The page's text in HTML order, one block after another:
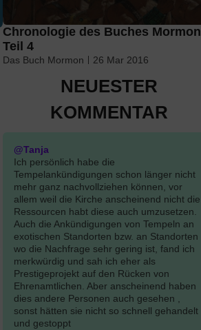
Chronologie des Buches Mormon
Teil 4
Das Buch Mormon 26 Mar 2016
NEUESTER
KOMMENTAR
@Tanja
Ich persönlich habe die
Tempelankündigungen schon länger nicht
mehr ganz nachvollziehen können, vor
allem weil die Kirche anscheinend nicht die
Ressourcen habt diese auch umzusetzen.
Auch die Ankündigungen von Tempeln an
exotischen Standorten bzw. an Standorten
wo die Nachfrage sehr gering ist, fand ich
merkwürdig und sah ich eher als
Prestigeprojekt auf den Rücken von
Ehrenamtlichen. Aber anscheinend haben
dies andere Personen auch gesehen ,
sonst hätten sie nicht so schnell gehandelt
und gestoppt